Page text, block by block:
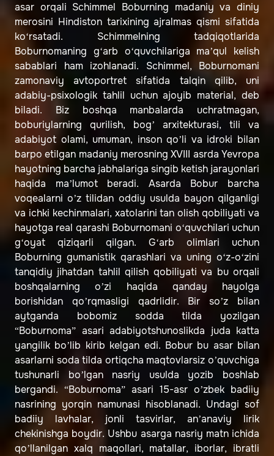
asar orqali Schimmel Boburning madaniy va diniy
merosini Hindiston tarixining ajralmas qismi sifatida
ko‘rsatadi. Schimmelning tadqiqotlarida
Boburnomaning g‘arb o‘quvchilariga ma’qul kelish
sabablari ham izohlanadi. Schimmel, Boburnomani
zamonaviy avtoportret sifatida talqin qilib, uni
adabiy-psixologik tahlil uchun ajoyib material, deb
biladi. Biz boshqa manbalarda uchratmagan,
boburiylarning qurilish, bog’ arxitekturasi, tili va
adabiyot olami, umuman, inson qo’li va idroki bilan
barpo etilgan madaniy merosning XVIII asrda Yevropa
hayotning barcha jabhalariga singib ketish jarayonlari
haqida ma’lumot beradi. Asarda Bobur barcha
voqealarni o’z tilidan oddiy usulda bayon qilganligi
va ichki kechinmalari, xatolarini tan olish qobiliyati va
hayotga real qarashi Boburnomani o‘quvchilari uchun
g‘oyat qiziqarli qilgan. G‘arb olimlari uchun
Boburning gumanistik qarashlari va uning o‘z-o‘zini
tanqidiy jihatdan tahlil qilish qobiliyati va bu orqali
boshqalarning o’zi haqida qanday hayolga
borishidan qo’rqmasligi qadrlidir. Bir so’z bilan
aytganda bobomiz sodda tilda yozilgan
“Boburnoma” asari adabiyotshunoslikda juda katta
yangilik bo’lib kirib kelgan edi. Bobur bu asar bilan
asarlarni soda tilda ortiqcha maqtovlarsiz o’quvchiga
tushunarli bo’lgan nasriy usulda yozib boshlab
bergandi. “Boburnoma” asari 15-asr o’zbek badiiy
nasrining yorqin namunasi hisoblanadi. Undagi sof
badiiy lavhalar, jonli tasvirlar, an’anaviy lirik
chekinishga boydir. Ushbu asarga nasriy matn ichida
qo’llanilgan xalq maqollari, matallar, iborlar, ibratli